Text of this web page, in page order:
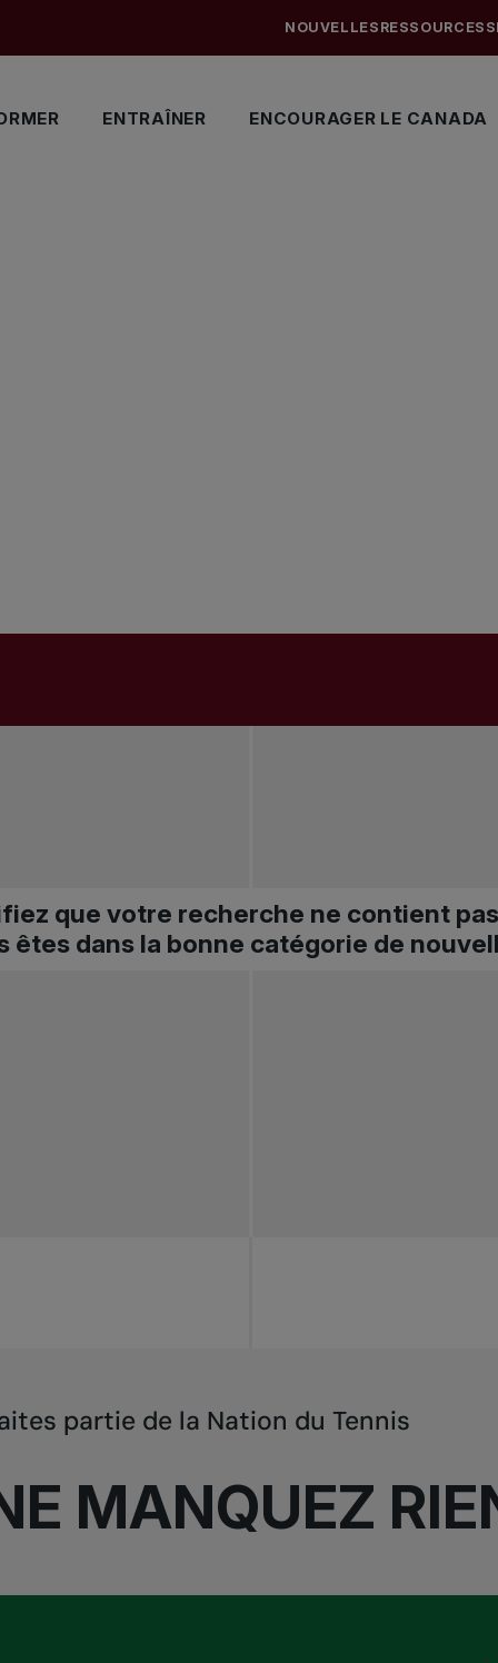
ENTRAÎNER ENCOURAGER LE CANADA
NOUVELLES RESSOURCES
que votre recherche ne contient
dans la bonne catégorie de
MANQUEZ
partie de la Nation du Tennis